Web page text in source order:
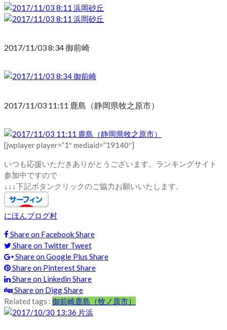
2017/11/03 8:34 御前崎
2017/11/03 11:11 鹿島（静岡県牧之原市）
[jwplayer player=”1″ mediaid=”19140″]
いつも応援いただきありがとうございます。ランキングサイト
参加中ですので
↓↓↓下記ボタンクリックのご協力お願いいたします。
にほんブログ村
Share on FacebookShare
Share on Twitter Tweet
Share on Google Plus Share
Share on PinterestShare
Share on LinkedinShare
Share on DiggShare
Related tags : 御前崎鹿島（牧ノ原市）